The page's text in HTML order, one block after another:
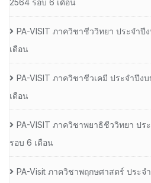
2564 รอบ 6 เดือน
PA-VISIT ภาควิชาชีววิทยา ประจำ
เดือน
PA-VISIT ภาควิชาชีวเคมี ประจำปีง
เดือน
PA-VISIT ภาควิชาพยาธิชีววิทยา ป
รอบ 6 เดือน
PA-Visit ภาควิชาพฤกษศาสตร์ ประ